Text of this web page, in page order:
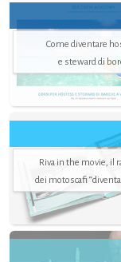
Come diventare
e steward di
Riva in the movie, il
dei motoscafi